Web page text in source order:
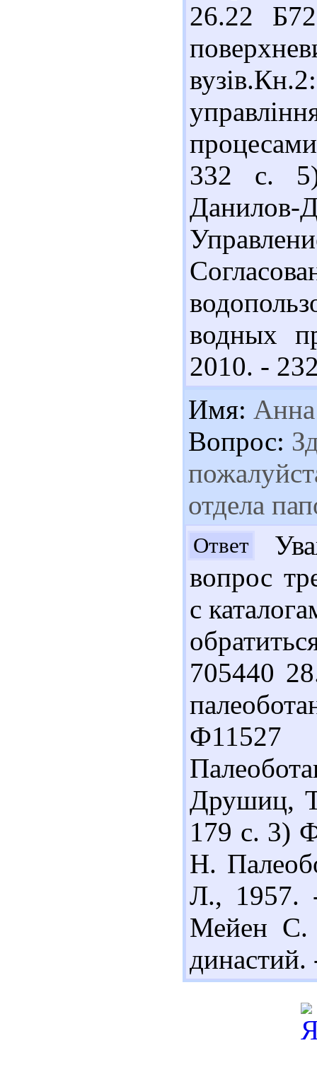
26.22
332 с.
Данилов-
водных
2010. -
Имя: Анна
Вопрос:
отдела
Ответ
вопрос
с
705440
Друшиц,
179 с. 3)
Н.
Л., 1957.
Мейен С.